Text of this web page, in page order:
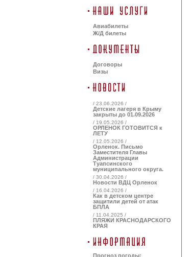
Авиабилеты
Ж/Д билеты
Договоры
Визы
/ 23.06.2026 /
Детские лагеря в Крыму
закрыты до 01.09.2026
/ 19.05.2026 /
ОРЛЕНОК ГОТОВИТСЯ к
ЛЕТУ
/ 12.05.2026 /
Орленок. Письмо
Заместителя Главы
Администрации
Туапсинского
муниципального округа.
/ 30.04.2026 /
Новости ВДЦ Орленок
/ 16.04.2026 /
Как в детском центре
защитили детей от атак
БПЛА
/ 11.04.2025 /
ПЛЯЖИ КРАСНОДАРСКОГО
КРАЯ
Прогноз погоды: